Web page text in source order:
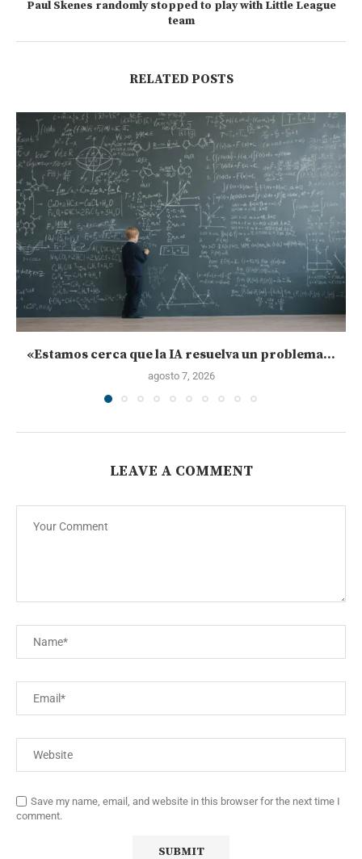
Paul Skenes randomly stopped to play with Little League
team
RELATED POSTS
«Estamos cerca que la IA resuelva un problema...
agosto 7, 2026
LEAVE A COMMENT
Save my name, email, and website in this browser for the next time I
comment.